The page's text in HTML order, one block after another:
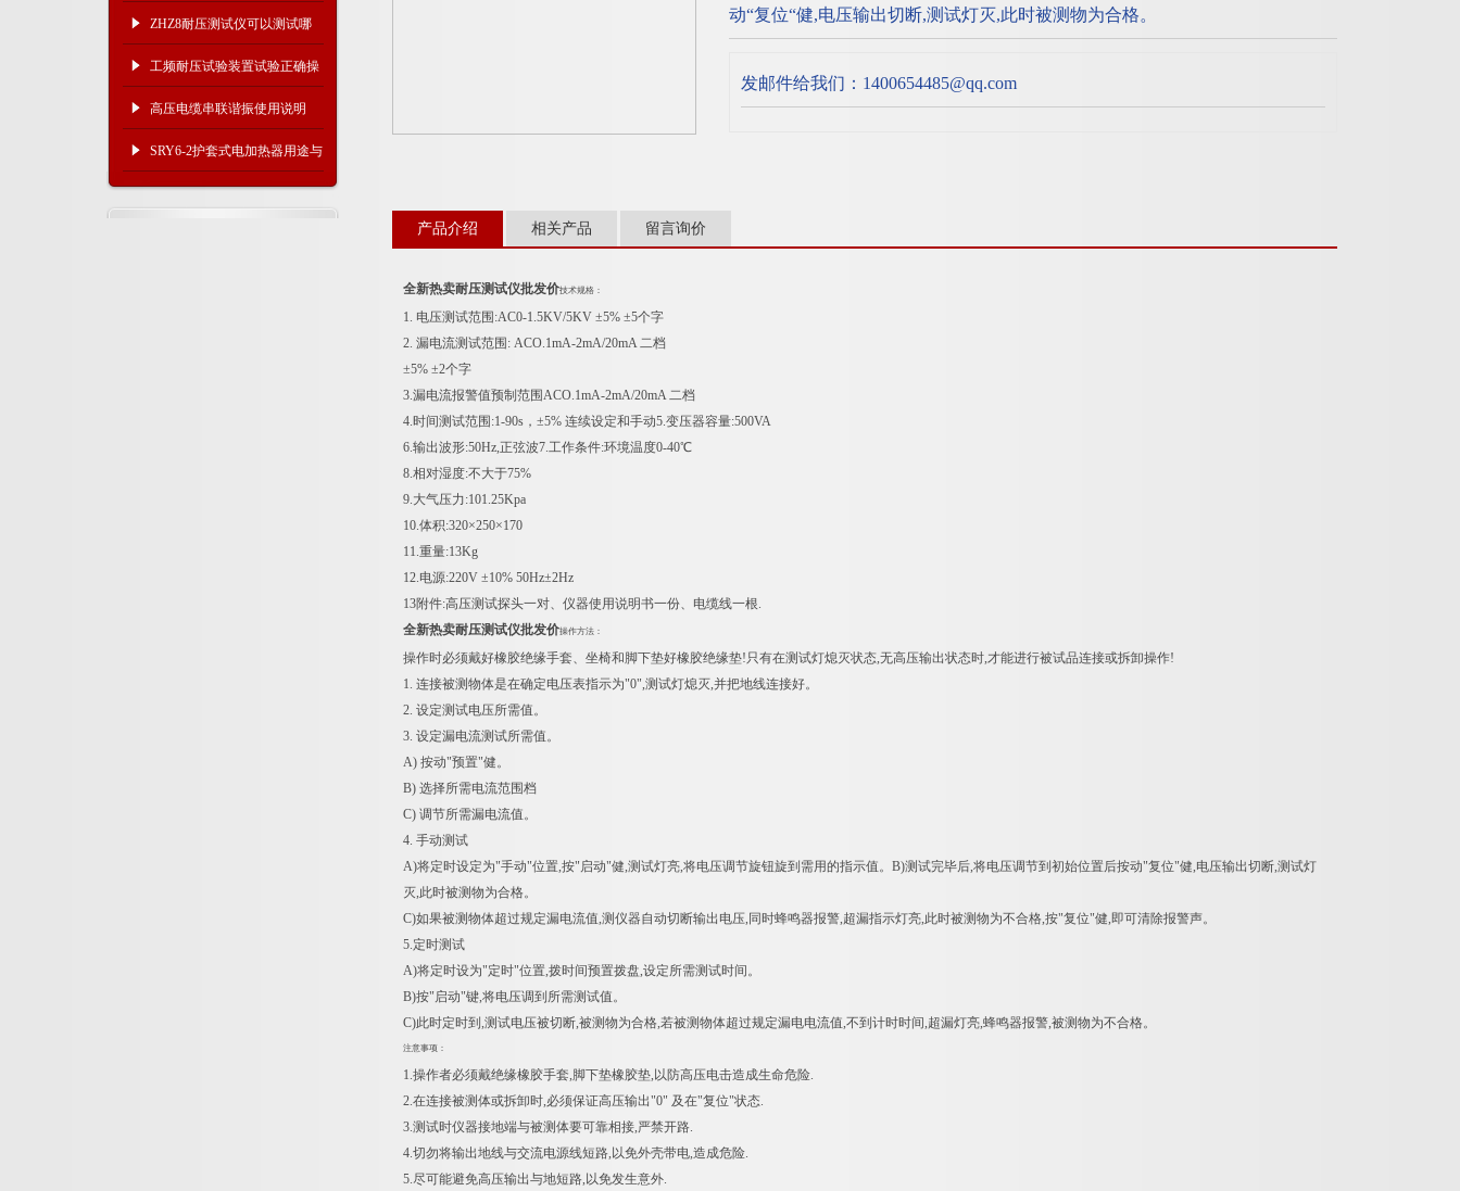
注意事项
ZHZ8耐压测试仪可以测试哪
些设备？
工频耐压试验装置试验正确操
作步骤
高压电缆串联谐振使用说明
SRY6-2护套式电加热器用途与
特点
动“复位“健,电压输出切断,测试灯灭,此时被测物为合格。
发邮件给我们：1400654485@qq.com
产品介绍 相关产品 留言询价
全新热卖耐压测试仪批发价技术规格：
1. 电压测试范围:AC0-1.5KV/5KV ±5% ±5个字
2. 漏电流测试范围: ACO.1mA-2mA/20mA 二档
±5% ±2个字
3.漏电流报警值预制范围ACO.1mA-2mA/20mA 二档
4.时间测试范围:1-90s，±5% 连续设定和手动5.变压器容量:500VA
6.输出波形:50Hz,正弦波7.工作条件:环境温度0-40℃
8.相对湿度:不大于75%
9.大气压力:101.25Kpa
10.体积:320×250×170
11.重量:13Kg
12.电源:220V ±10% 50Hz±2Hz
13附件:高压测试探头一对、仪器使用说明书一份、电缆线一根.
全新热卖耐压测试仪批发价操作方法：
操作时必须戴好橡胶绝缘手套、坐椅和脚下垫好橡胶绝缘垫!只有在测试灯熄灭状态,无高压输出状态时,才能进行被试品连接或拆卸操作!
1. 连接被测物体是在确定电压表指示为"0",测试灯熄灭,并把地线连接好。
2. 设定测试电压所需值。
3. 设定漏电流测试所需值。
A) 按动"预置"健。
B) 选择所需电流范围档
C) 调节所需漏电流值。
4. 手动测试
A)将定时设定为"手动"位置,按"启动"健,测试灯亮,将电压调节旋钮旋到需用的指示值。B)测试完毕后,将电压调节到初始位置后按动"复位"健,电压输出切断,测试灯
灭,此时被测物为合格。
C)如果被测物体超过规定漏电流值,测仪器自动切断输出电压,同时蜂鸣器报警,超漏指示灯亮,此时被测物为不合格,按"复位"健,即可清除报警声。
5.定时测试
A)将定时设为"定时"位置,拨时间预置拨盘,设定所需测试时间。
B)按"启动"键,将电压调到所需测试值。
C)此时定时到,测试电压被切断,被测物为合格,若被测物体超过规定漏电电流值,不到计时时间,超漏灯亮,蜂鸣器报警,被测物为不合格。
注意事项：
1.操作者必须戴绝缘橡胶手套,脚下垫橡胶垫,以防高压电击造成生命危险.
2.在连接被测体或拆卸时,必须保证高压输出"0" 及在"复位"状态.
3.测试时仪器接地端与被测体要可靠相接,严禁开路.
4.切勿将输出地线与交流电源线短路,以免外壳带电,造成危险.
5.尽可能避免高压输出与地短路,以免发生意外.